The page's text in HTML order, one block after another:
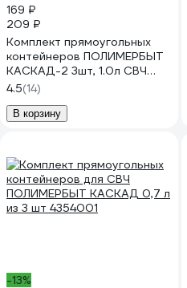
169 ₽
209 ₽
Комплект прямоугольных
контейнеров ПОЛИМЕРБЫТ
КАСКАД-2 3шт, 1.0л СВЧ
4357001
4.5(14)
В корзину
-13%